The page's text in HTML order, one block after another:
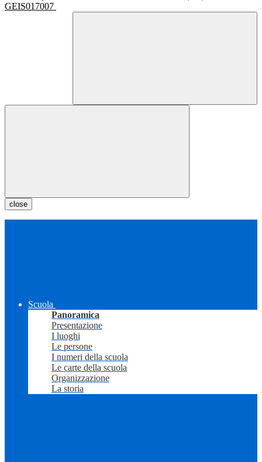
GEIS017007
close
Scuola
Panoramica
Presentazione
I luoghi
Le persone
I numeri della scuola
Le carte della scuola
Organizzazione
La storia